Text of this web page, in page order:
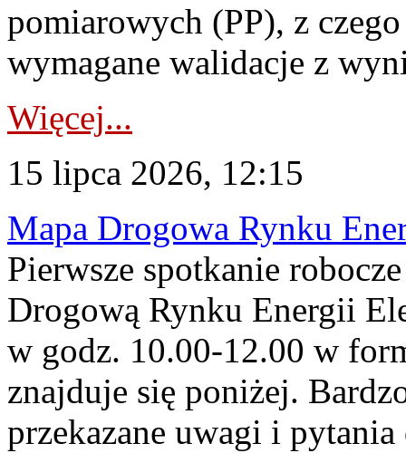
pomiarowych (PP), z
wymagane walidacje z
Więcej...
15 lipca 2026, 12:15
Mapa Drogowa Rynku
Pierwsze spotkanie
Drogową Rynku Energii
w godz. 10.00-12.00 w
znajduje się poniżej.
przekazane uwagi i